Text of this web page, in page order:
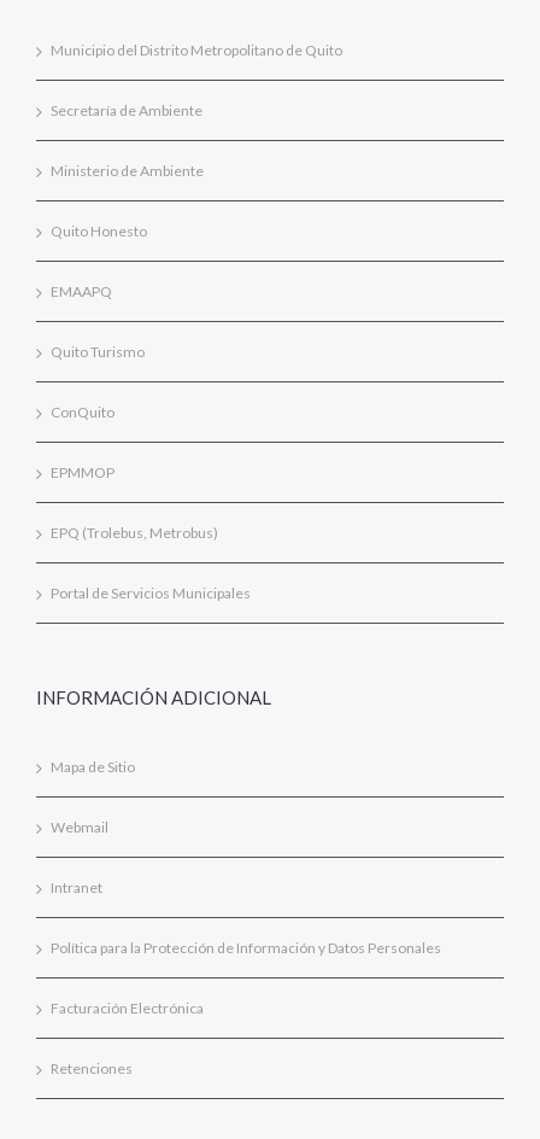
Municipio del Distrito Metropolitano de Quito
Secretaría de Ambiente
Ministerio de Ambiente
Quito Honesto
EMAAPQ
Quito Turismo
ConQuito
EPMMOP
EPQ (Trolebus, Metrobus)
Portal de Servicios Municipales
INFORMACIÓN ADICIONAL
Mapa de Sitio
Webmail
Intranet
Política para la Protección de Información y Datos Personales
Facturación Electrónica
Retenciones